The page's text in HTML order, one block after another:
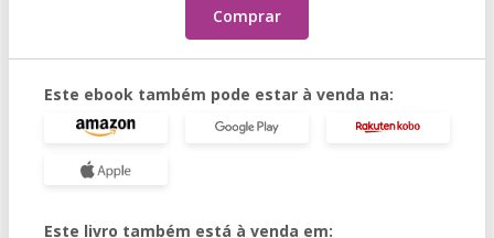
Comprar
Este ebook também pode estar à venda na:
Este livro também está à venda em: